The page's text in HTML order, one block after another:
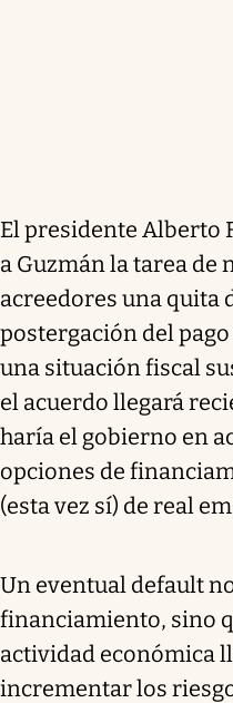
El presidente Alberto
a Guzmán la tarea de
acreedores una quita
postergación del
una situación fiscal
el acuerdo llegará
haría el gobierno en
opciones de
(esta vez sí) de real
Un eventual default
financiamiento, sino
actividad económica
incrementar los